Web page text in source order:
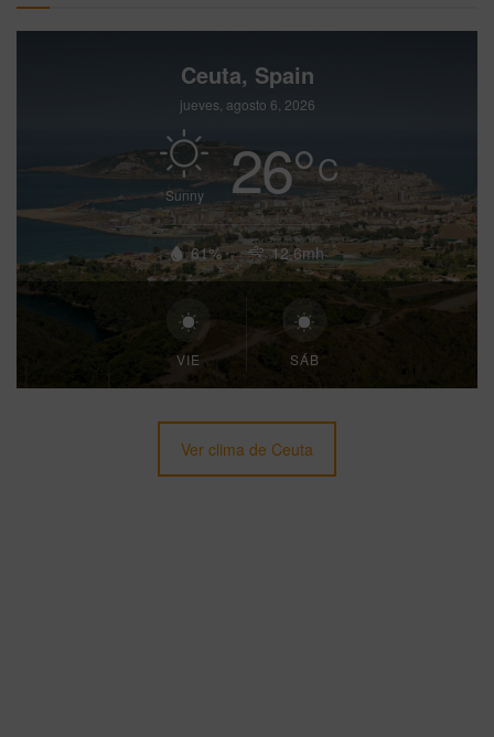
Ceuta, Spain
jueves, agosto 6, 2026
Sunny 26°C
61% 12.6mh
VIE SÁB
Ver clima de Ceuta